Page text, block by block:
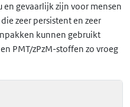
gevaarlijk zijn voor mensen
zeer persistent en zeer
kunnen gebruikt
PMT/zPzM-stoffen zo vroeg